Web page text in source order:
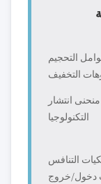
التحجيم
التخفيف
انتشار
التكنولوجيا
التنافس
دخول/خروج